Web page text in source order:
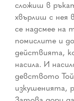
сложиш в
хвърлиш с нея
се надсмее на
помислите и
действията,
насила. И
девството Той
изкушенията,